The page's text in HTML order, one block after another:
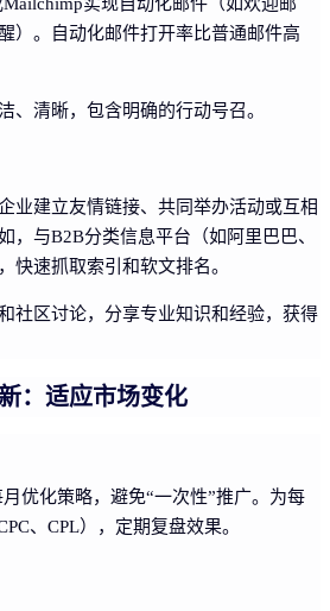
）。自动化邮件打开率比普通邮件高
、清晰，包含明确的行动号召。
业建立友情链接、共同举办活动或互相
，与B2B分类信息平台（如阿里巴巴、
快速抓取索引和软文排名。
社区讨论，分享专业知识和经验，获得
：适应市场变化
优化策略，避免“一次性”推广。为每
、CPL），定期复盘效果。